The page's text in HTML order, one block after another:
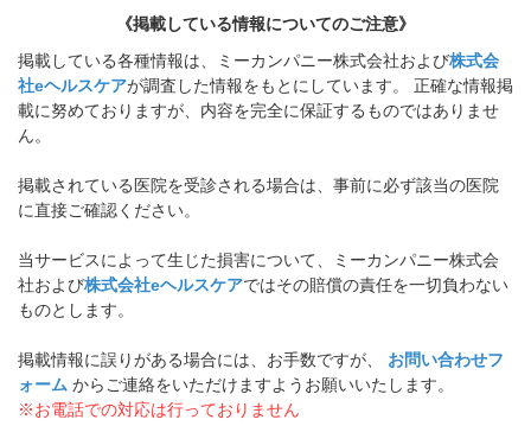
《掲載している情報についてのご注意》
掲載している各種情報は、ミーカンパニー株式会社および株式会
社eヘルスケアが調査した情報をもとにしています。 正確な情報掲
載に努めておりますが、内容を完全に保証するものではありませ
ん。
掲載されている医院を受診される場合は、事前に必ず該当の医院
に直接ご確認ください。
当サービスによって生じた損害について、ミーカンパニー株式会
社および株式会社eヘルスケアではその賠償の責任を一切負わない
ものとします。
掲載情報に誤りがある場合には、お手数ですが、
お問い合わせフ
ォーム からご連絡をいただけますようお願いいたします。
※お電話での対応は行っておりません